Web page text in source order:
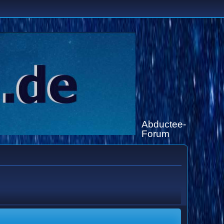
Abductee-
Forum